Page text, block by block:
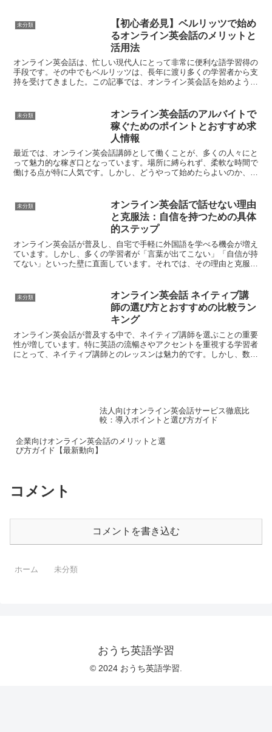
未分類
【初心者必見】ベルリッツで始め
るオンライン英会話のメリットと
活用法
オンライン英会話は、忙しい現代人にとって非常に便利な語学習得の
手段です。その中でもベルリッツは、長年に渡り多くの学習者から支
持を受けてきました。この記事では、オンライン英会話を始めようと
未分類
オンライン英会話のアルバイトで
稼ぐためのポイントとおすすめ求
人情報
最近では、オンライン英会話講師として働くことが、多くの人々にと
って魅力的な稼ぎ口となっています。場所に縛られず、柔軟な時間で
働ける点が特に人気です。しかし、どうやって始めたらよいのか、そ
未分類
オンライン英会話で話せない理由
と克服法：自信を持つための具体
的ステップ
オンライン英会話が普及し、自宅で手軽に外国語を学べる機会が増え
ています。しかし、多くの学習者が「言葉が出てこない」「自信が持
てない」といった壁に直面しています。それでは、その理由と克服法
未分類
オンライン英会話 ネイティブ講
師の選び方とおすすめの比較ラン
キング
オンライン英会話が普及する中で、ネイティブ講師を選ぶことの重要
性が増しています。特に英語の流暢さやアクセントを重視する学習者
にとって、ネイティブ講師とのレッスンは魅力的です。しかし、数多
法人向けオンライン英会話サービス徹底比
較：導入ポイントと選び方ガイド
企業向けオンライン英会話のメリットと選
び方ガイド【最新動向】
コメント
コメントを書き込む
ホーム 未分類
おうち英語学習
© 2024 おうち英語学習.